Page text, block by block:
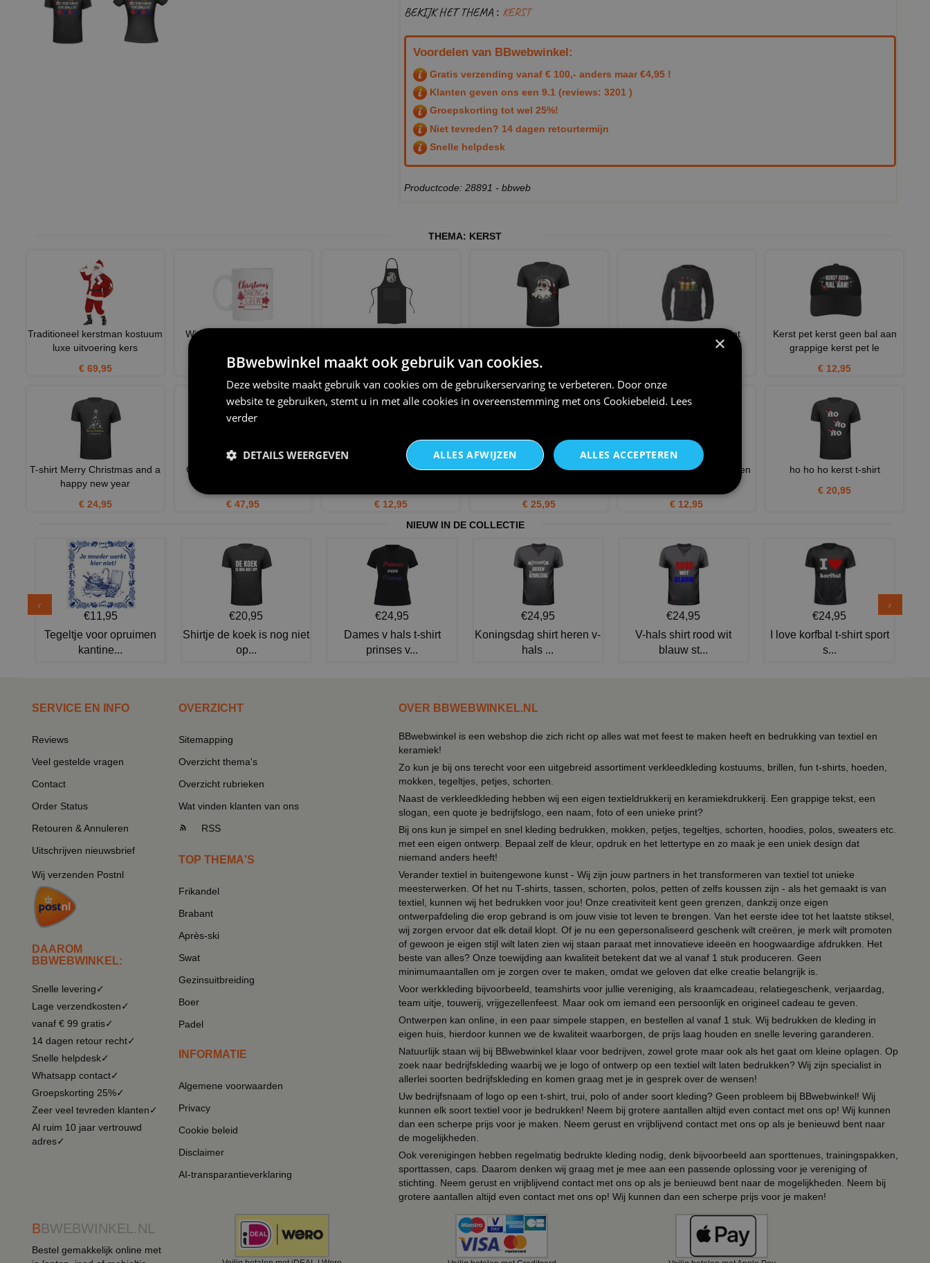
BEKIJK HET THEMA : KERST
Voordelen van BBwebwinkel:
Gratis verzending vanaf € 100,- anders maar €4,95 !
Klanten geven ons een 9.1 (reviews: 3201 )
Groepskorting tot wel 25%!
Niet tevreden? 14 dagen retourtermijn
Snelle helpdesk
Productcode: 28891 - bbweb
THEMA: KERST
Traditioneel kerstman kostuum
luxe uitvoering kers
€ 69,95
Witte kerst mok Christmas
€ 12,95
€ 21,95
€ 23,95
Kerstshirtje met bierprint
opdruk longsleeve kerst
Kerst pet kerst geen bal aan
grappige kerst pet le
€ 12,95
T-shirt Merry Christmas and a
happy new year
€ 24,95
Groene Kerst Cobert voor
€ 47,95
Eerst koffie dan kerst
€ 12,95
Kerstman in in dab beweging
€ 25,95
kerst koffiemok Ik krijg er een
€ 12,95
ho ho ho kerst t-shirt
€ 20,95
NIEUW IN DE COLLECTIE
€11,95
Tegeltje voor opruimen
kantine...
€20,95
Shirtje de koek is nog niet
op...
€24,95
Dames v hals t-shirt
prinses v...
€24,95
Koningsdag shirt heren v-
hals ...
€24,95
V-hals shirt rood wit
blauw st...
€24,95
I love korfbal t-shirt sport
s...
SERVICE EN INFO
Reviews
Veel gestelde vragen
Contact
Order Status
Retouren & Annuleren
Uitschrijven nieuwsbrief
Wij verzenden Postnl
DAAROM
BBWEBWINKEL:
Snelle levering✓
Lage verzendkosten✓
vanaf € 99 gratis✓
14 dagen retour recht✓
Snelle helpdesk✓
Whatsapp contact✓
Groepskorting 25%✓
Zeer veel tevreden klanten✓
Al ruim 10 jaar vertrouwd
adres✓
OVERZICHT
Sitemapping
Overzicht thema's
Overzicht rubrieken
Wat vinden klanten van ons
RSS
TOP THEMA'S
Frikandel
Brabant
Après-ski
Swat
Gezinsuitbreiding
Boer
Padel
INFORMATIE
Algemene voorwaarden
Privacy
Cookie beleid
Disclaimer
AI-transparantieverklaring
OVER BBWEBWINKEL.NL
BBwebwinkel is een webshop die zich richt op alles wat met feest te maken heeft en bedrukking van textiel en
keramiek!
Zo kun je bij ons terecht voor een uitgebreid assortiment verkleedkleding kostuums, brillen, fun t-shirts, hoeden,
mokken, tegeltjes, petjes, schorten.
Naast de verkleedkleding hebben wij een eigen textieldrukkerij en keramiekdrukkerij. Een grappige tekst, een
slogan, een quote je bedrijfslogo, een naam, foto of een unieke print?
Bij ons kun je simpel en snel kleding bedrukken, mokken, petjes, tegeltjes, schorten, hoodies, polos, sweaters etc.
met een eigen ontwerp. Bepaal zelf de kleur, opdruk en het lettertype en zo maak je een uniek design dat
niemand anders heeft!
Verander textiel in buitengewone kunst - Wij zijn jouw partners in het transformeren van textiel tot unieke
meesterwerken. Of het nu T-shirts, tassen, schorten, polos, petten of zelfs koussen zijn - als het gemaakt is van
textiel, kunnen wij het bedrukken voor jou! Onze creativiteit kent geen grenzen, dankzij onze eigen
ontwerpafdeling die erop gebrand is om jouw visie tot leven te brengen. Van het eerste idee tot het laatste stiksel,
wij zorgen ervoor dat elk detail klopt. Of je nu een gepersonaliseerd geschenk wilt creëren, je merk wilt promoten
of gewoon je eigen stijl wilt laten zien wij staan paraat met innovatieve ideeën en hoogwaardige afdrukken. Het
beste van alles? Onze toewijding aan kwaliteit betekent dat we al vanaf 1 stuk produceren. Geen
minimumaantallen om je zorgen over te maken, omdat we geloven dat elke creatie belangrijk is.
Voor werkkleding bijvoorbeeld, teamshirts voor jullie vereniging, als kraamcadeau, relatiegeschenk, verjaardag,
team uitje, touwerij, vrijgezellenfeest. Maar ook om iemand een persoonlijk en origineel cadeau te geven.
Ontwerpen kan online, in een paar simpele stappen, en bestellen al vanaf 1 stuk. Wij bedrukken de kleding in
eigen huis, hierdoor kunnen we de kwaliteit waarborgen, de prijs laag houden en snelle levering garanderen.
Natuurlijk staan wij bij BBwebwinkel klaar voor bedrijven, zowel grote maar ook als het gaat om kleine oplagen. Op
zoek naar bedrijfskleding waarbij we je logo of ontwerp op een textiel wilt laten bedrukken? Wij zijn specialist in
allerlei soorten bedrijfskleding en komen graag met je in gesprek over de wensen!
Uw bedrijfsnaam of logo op een t-shirt, trui, polo of ander soort kleding? Geen probleem bij BBwebwinkel! Wij
kunnen elk soort textiel voor je bedrukken! Neem bij grotere aantallen altijd even contact met ons op! Wij kunnen
dan een scherpe prijs voor je maken. Neem gerust en vrijblijvend contact met ons op als je benieuwd bent naar
de mogelijkheden.
Ook verenigingen hebben regelmatig bedrukte kleding nodig, denk bijvoorbeeld aan sporttenues, trainingspakken,
sporttassen, caps. Daarom denken wij graag met je mee aan een passende oplossing voor je vereniging of
stichting. Neem gerust en vrijblijvend contact met ons op als je benieuwd bent naar de mogelijkheden. Neem bij
grotere aantallen altijd even contact met ons op! Wij kunnen dan een scherpe prijs voor je maken!
BBWEBWINKEL.NL
Bestel gemakkelijk online met
×
BBwebwinkel maakt ook gebruik van cookies.
Deze website maakt gebruik van cookies om de gebruikerservaring te verbeteren. Door onze
website te gebruiken, stemt u in met alle cookies in overeenstemming met ons Cookiebeleid. Lees
verder
ALLES ACCEPTEREN
ALLES AFWIJZEN
DETAILS WEERGEVEN